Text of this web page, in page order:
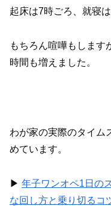
起床は7時ごろ、就寝は
もちろん喧嘩もします
時間も増えました。
わが家の実際のタイム
めています。
▶︎ 年子ワンオペ1日の
な回し方と乗り切るコ